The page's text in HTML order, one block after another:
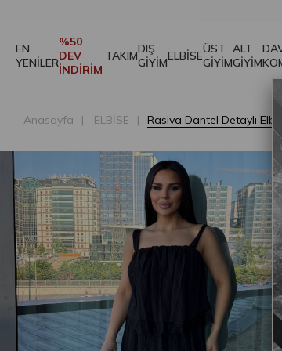
EN
YENİLER
%50
DEV
İNDİRİM
TAKIMDIŞ
GİYİMELBİSEÜST
GİYİM
ALT
GİYİM
Anasayfa ELBİSE Rasiva Dantel Detaylı